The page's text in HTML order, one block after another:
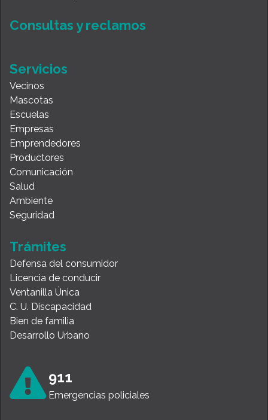
Consultas y reclamos
Servicios
Vecinos
Mascotas
Escuelas
Empresas
Emprendedores
Productores
Comunicación
Salud
Ambiente
Seguridad
Trámites
Defensa del consumidor
Licencia de conducir
Ventanilla Única
C. U. Discapacidad
Bien de familia
Desarrollo Urbano
911
Emergencias policiales